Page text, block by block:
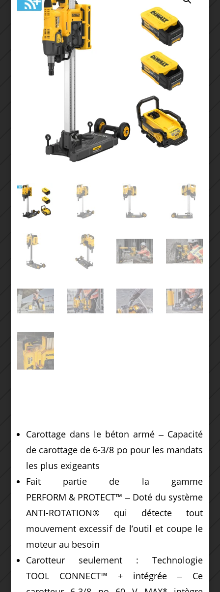
Carottage dans le béton armé ‒ Capacité
de carottage de 6-3/8 po pour les mandats
les plus exigeants
Fait partie de la gamme
PERFORM & PROTECT™ ‒ Doté du système
ANTI-ROTATION® qui détecte tout
mouvement excessif de l’outil et coupe le
moteur au besoin
Carotteur seulement : Technologie
TOOL CONNECT™ + intégrée ‒ Ce